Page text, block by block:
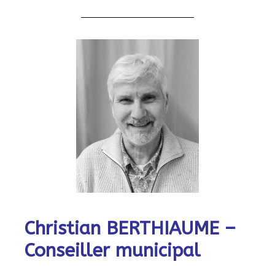
Christian BERTHIAUME –
Conseiller municipal